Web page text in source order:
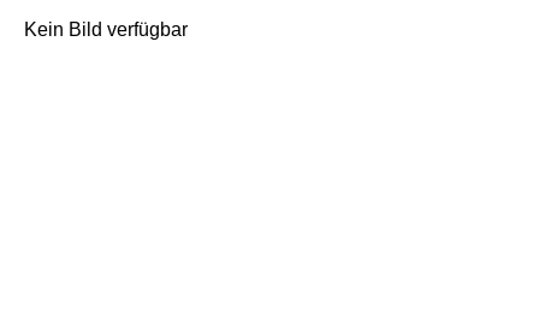
Kein Bild verfügbar